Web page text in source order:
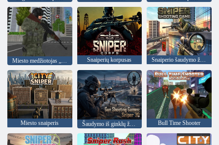
Snaiperių korpusas Snaiperio šaudymo žaidimas
Miesto snaiperis Šaudymo iš ginklų žaidimai: Snaiperis 3D Bull Time Shooter